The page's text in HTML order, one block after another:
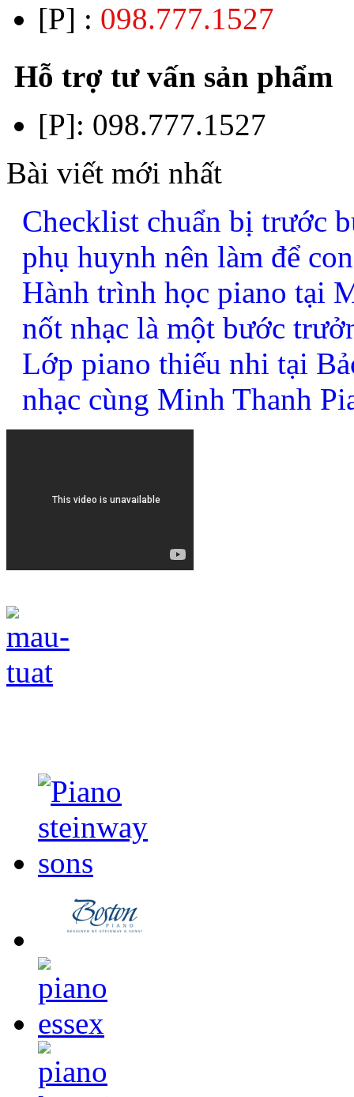
[P] : 098.777.1527
Hỗ trợ tư vấn sản phẩm
[P]: 098.777.1527
Bài viết mới nhất
Checklist chuẩn bị trước
phụ huynh nên làm để
Hành trình học piano tại
nốt nhạc là một bước
Lớp piano thiếu nhi tại
nhạc cùng Minh Thanh